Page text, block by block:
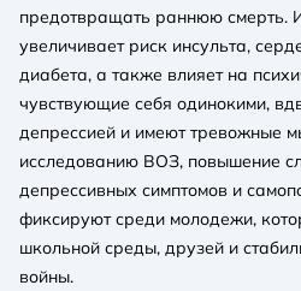
предотвращать раннюю смерть. И
увеличивает риск инсульта,
диабета, а также влияет на
чувствующие себя одинокими,
депрессией и имеют тревожные
исследованию ВОЗ, повышение
депрессивных симптомов и
фиксируют среди молодежи,
школьной среды, друзей и
войны.